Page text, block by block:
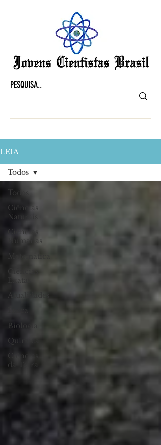
LEIA
Todos
Ciências
Naturais
Ciências
Humanas
Ciências
Exatas
Física
Biologia
Química
Ciências
da Terra
Todos